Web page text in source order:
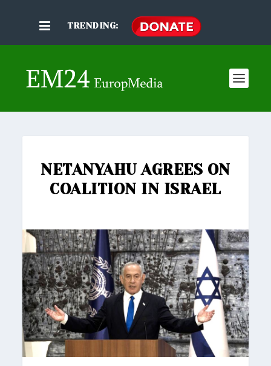
TRENDING:
NETANYAHU AGREES ON
COALITION IN ISRAEL